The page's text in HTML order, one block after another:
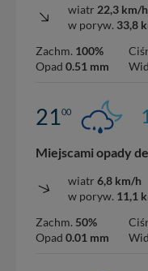
wiatr 22,3 km/h
w poryw. 33,8
Zachm. 100%
Opad 0.51 mm
2100
Miejscami opady
wiatr 6,8 km/h
w poryw. 11,1
Zachm. 50%
Opad 0.01 mm